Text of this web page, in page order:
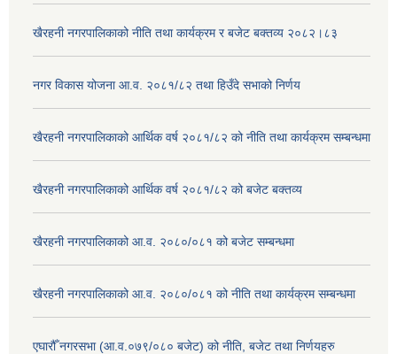
खैरहनी नगरपालिकाको नीति तथा कार्यक्रम र बजेट बक्तव्य २०८२।८३
नगर विकास योजना आ.व. २०८१/८२ तथा हिउँदे सभाको निर्णय
खैरहनी नगरपालिकाको आर्थिक वर्ष २०८१/८२ को नीति तथा कार्यक्रम सम्बन्धमा
खैरहनी नगरपालिकाको आर्थिक वर्ष २०८१/८२ को बजेट बक्तव्य
खैरहनी नगरपालिकाको आ.व. २०८०/०८१ को बजेट सम्बन्धमा
खैरहनी नगरपालिकाको आ.व. २०८०/०८१ को नीति तथा कार्यक्रम सम्बन्धमा
एघारौँ नगरसभा (आ.व.०७९/०८० बजेट) को नीति, बजेट तथा निर्णयहरु